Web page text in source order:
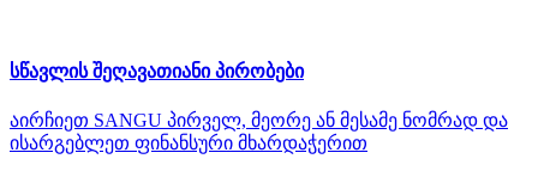
სწავლის შეღავათიანი პირობები
აირჩიეთ SANGU პირველ, მეორე ან მესამე ნომრად და
ისარგებლეთ ფინანსური მხარდაჭერით